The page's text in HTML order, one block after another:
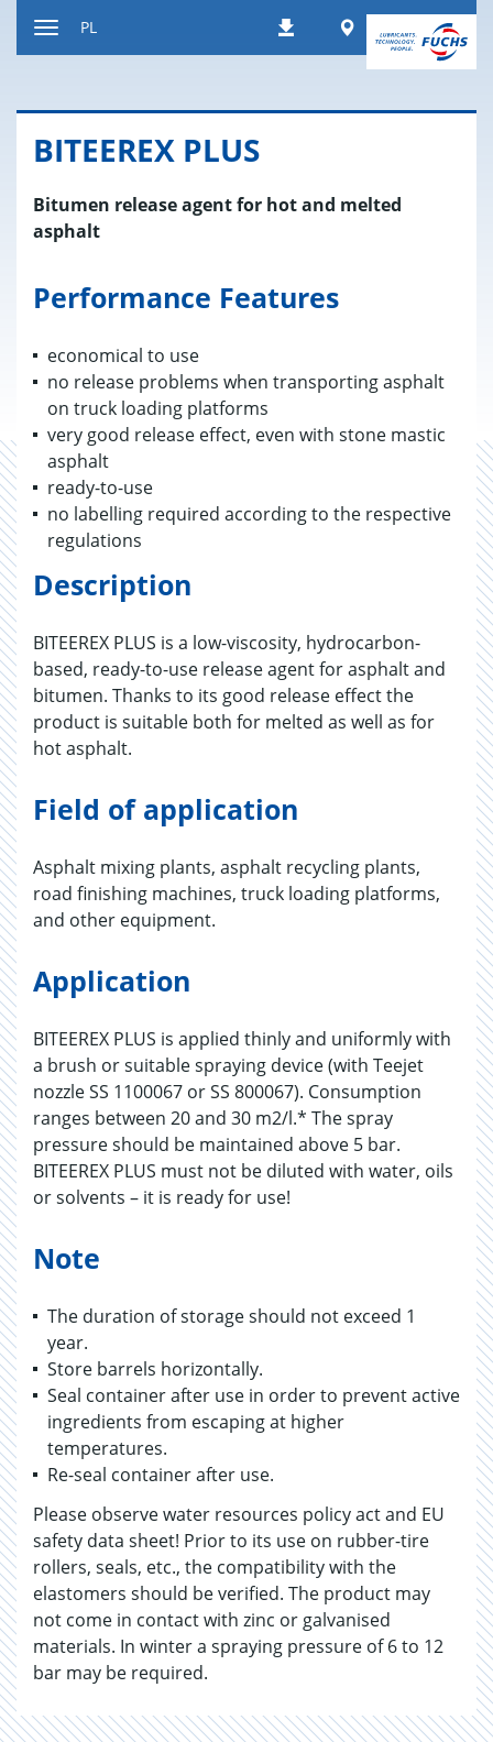
treści
PobieraniaWorldwide
PL
BI­TE­EREX PLUS
Bitumen release agent for hot and melted
asphalt
Performance Features
economical to use
no release problems when transporting asphalt
on truck loading platforms
very good release effect, even with stone mastic
asphalt
ready-to-use
no labelling required according to the respective
regulations
Description
BITEEREX PLUS is a low-viscosity, hydrocarbon-
based, ready-to-use release agent for asphalt and
bitumen. Thanks to its good release effect the
product is suitable both for melted as well as for
hot asphalt.
Field of application
Asphalt mixing plants, asphalt recycling plants,
road finishing machines, truck loading platforms,
and other equipment.
Application
BITEEREX PLUS is applied thinly and uniformly with
a brush or suitable spraying device (with Teejet
nozzle SS 1100067 or SS 800067). Consumption
ranges between 20 and 30 m2/l.* The spray
pressure should be maintained above 5 bar.
BITEEREX PLUS must not be diluted with water, oils
or solvents – it is ready for use!
Note
The duration of storage should not exceed 1
year.
Store barrels horizontally.
Seal container after use in order to prevent active
ingredients from escaping at higher
temperatures.
Re-seal container after use.
Please observe water resources policy act and EU
safety data sheet! Prior to its use on rubber-tire
rollers, seals, etc., the compatibility with the
elastomers should be verified. The product may
not come in contact with zinc or galvanised
materials. In winter a spraying pressure of 6 to 12
bar may be required.